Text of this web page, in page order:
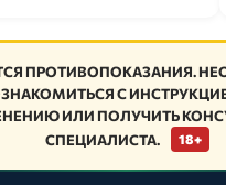
ПРОТИВОПОКАЗАНИЯ.
С
ИЛИ ПОЛУЧИТЬ
СПЕЦИАЛИСТА.
18+